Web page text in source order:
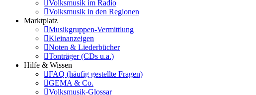
Volksmusik im Radio
Volksmusik in den Regionen
Marktplatz
Musikgruppen-Vermittlung
Kleinanzeigen
Noten & Liederbücher
Tonträger (CDs u.a.)
Hilfe & Wissen
FAQ (häufig gestellte Fragen)
GEMA & Co.
Volksmusik-Glossar